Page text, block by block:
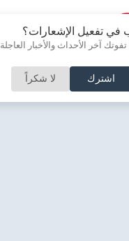
في تفعيل الإشعارات؟
آخر الأحداث والأخبار العاجلة
اشترك لا شكراً